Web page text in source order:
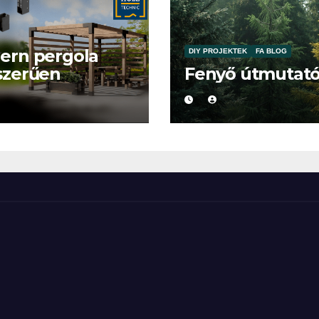
pergola
DIY PROJEKTEK FA BLOG
Fenyő